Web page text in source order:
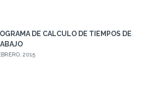
DE CALCULO DE TIEMPOS DE
2015